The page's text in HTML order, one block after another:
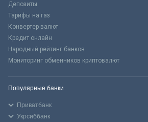
Депозиты
Тарифы на газ
Конвертер валют
Кредит онлайн
Народный рейтинг банков
Мониторинг обменников криптовалют
Популярные банки
Приватбанк
Укрсиббанк